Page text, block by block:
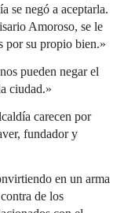
se negó a aceptarla.
Amoroso, se le
por su propio bien.»
pueden negar el
ciudad.»
carecen por
fundador y
en un arma
de los